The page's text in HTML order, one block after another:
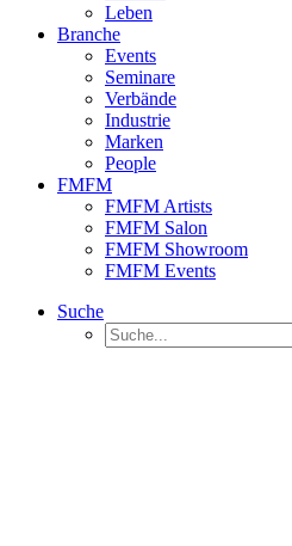
Leben
Branche
Events
Seminare
Verbände
Industrie
Marken
People
FMFM
FMFM Artists
FMFM Salon
FMFM Showroom
FMFM Events
Suche